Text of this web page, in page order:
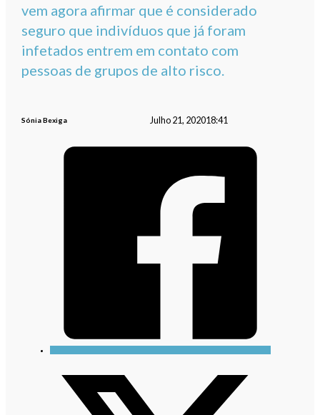
vem agora afirmar que é considerado
seguro que indivíduos que já foram
infetados entrem em contato com
pessoas de grupos de alto risco.
Sónia Bexiga Julho 21, 202018:41